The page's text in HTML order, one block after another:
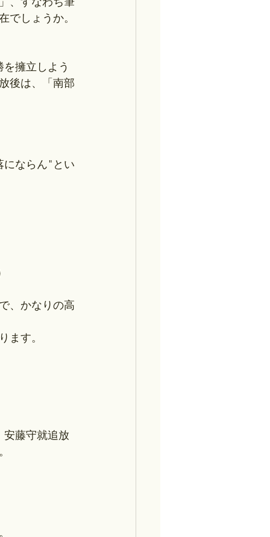
でしょうか。
擁立しよう
後は、「南部
にならん"とい
、かなりの高
ます。
安藤守就追放